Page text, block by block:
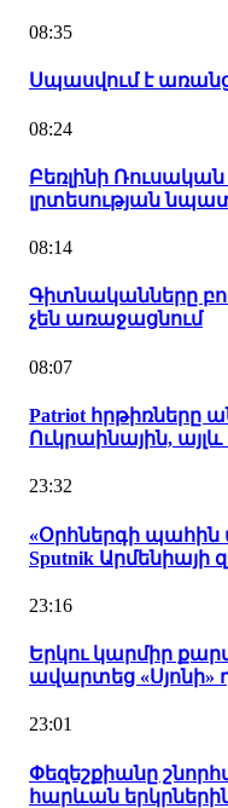
08:35
Սպասվում է
08:24
Բեռլինի
լրտեսության
08:14
Գիտնականները
չեն առաջացնում
08:07
Patriot հրթիռները
Ուկրաինային,
23:32
«Օրհներգի պահին
Sputnik Արմենիայի
23:16
Երկու կարմիր
ավարտեց «Սյոնի»
23:01
Փեզեշքիանը
հարևան